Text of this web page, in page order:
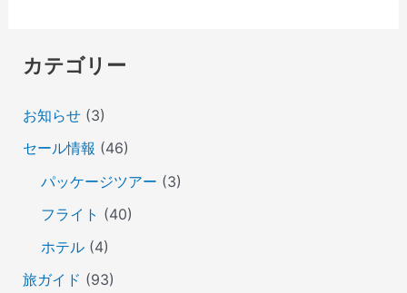
カテゴリー
お知らせ(3)
セール情報 (46)
パッケージツアー (3)
フライト (40)
ホテル(4)
旅ガイド (93)